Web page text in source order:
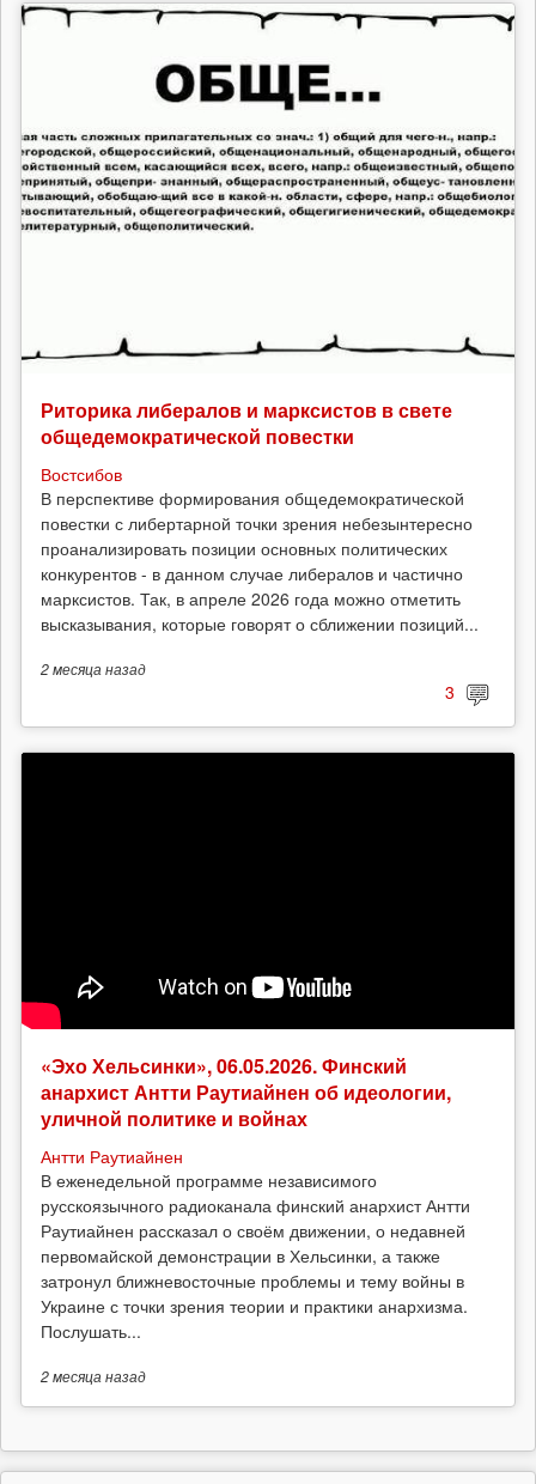
Риторика либералов и марксистов в свете
общедемократической повестки
Востсибов
В перспективе формирования общедемократической
повестки с либертарной точки зрения небезынтересно
проанализировать позиции основных политических
конкурентов - в данном случае либералов и частично
марксистов. Так, в апреле 2026 года можно отметить
высказывания, которые говорят о сближении позиций...
2 месяцаназад
3
«Эхо Хельсинки», 06.05.2026. Финский
анархист Антти Раутиайнен об идеологии,
уличной политике и войнах
Антти Раутиайнен
В еженедельной программе независимого
русскоязычного радиоканала финский анархист Антти
Раутиайнен рассказал о своём движении, о недавней
первомайской демонстрации в Хельсинки, а также
затронул ближневосточные проблемы и тему войны в
Украине с точки зрения теории и практики анархизма.
Послушать...
2 месяцаназад